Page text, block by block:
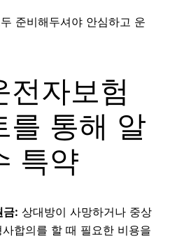
준비해두셔야 안심하고 운
전자보험
를 통해 알
특약
금: 상대방이 사망하거나 중상
합의를 할 때 필요한 비용을